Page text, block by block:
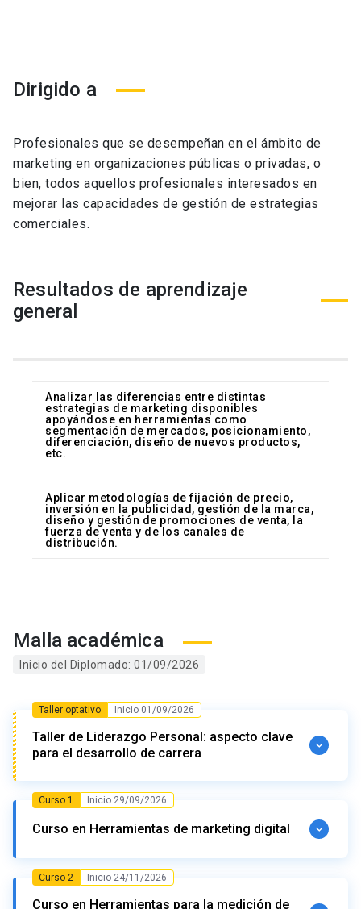
Dirigido a
Profesionales que se desempeñan en el ámbito de
marketing en organizaciones públicas o privadas, o
bien, todos aquellos profesionales interesados en
mejorar las capacidades de gestión de estrategias
comerciales.
Resultados de aprendizaje
general
Analizar las diferencias entre distintas
estrategias de marketing disponibles
apoyándose en herramientas como
segmentación de mercados, posicionamiento,
diferenciación, diseño de nuevos productos,
etc.
Aplicar metodologías de fijación de precio,
inversión en la publicidad, gestión de la marca,
diseño y gestión de promociones de venta, la
fuerza de venta y de los canales de
distribución.
Malla académica
Inicio del Diplomado: 01/09/2026
Taller optativo Inicio 01/09/2026
Taller de Liderazgo Personal: aspecto clave
para el desarrollo de carrera
Inicio: 01/09/2026 Término: 29/09/2026
Liderazgo y gestión personal
Curso 1 Inicio 29/09/2026
Curso en Herramientas de marketing digital
Inicio: 29/09/2026 Término: 24/11/2026
Curso 2 Inicio 24/11/2026
Curso en Herramientas para la medición de